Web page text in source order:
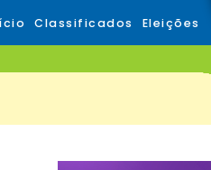
Classificados Eleições